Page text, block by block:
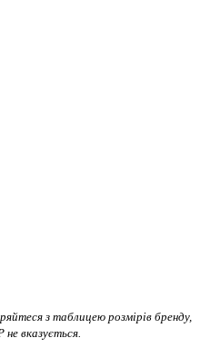
з таблицею розмірів бренду,
вказується.